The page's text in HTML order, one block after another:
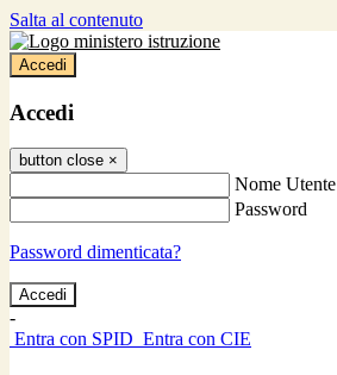
Salta al contenuto
Accedi
Accedi
button close ×
Nome Utente
Password
Password dimenticata?
-
Entra con SPID Entra con CIE